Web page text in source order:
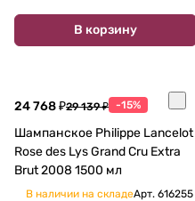
В корзину
24 768 ₽29 139 ₽ -15%
Шампанское Philippe Lancelot
Rose des Lys Grand Cru Extra
Brut 2008 1500 мл
В наличии на складеАрт. 616255